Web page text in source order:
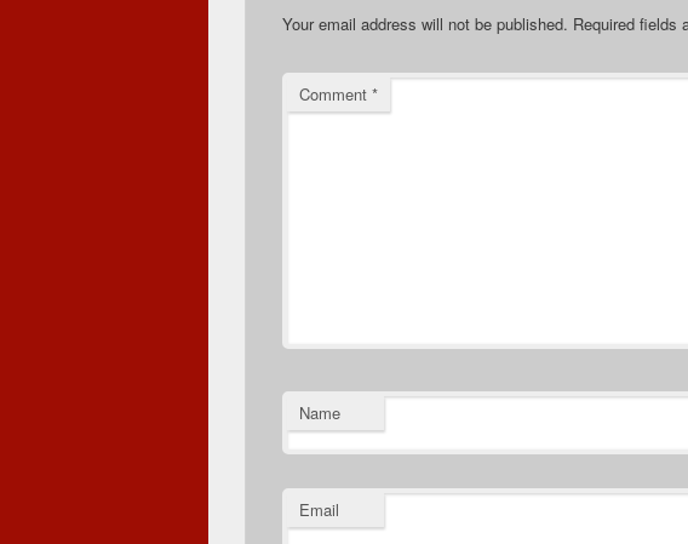
Your email address will not be published. Required fields
Comment *
Name
Email